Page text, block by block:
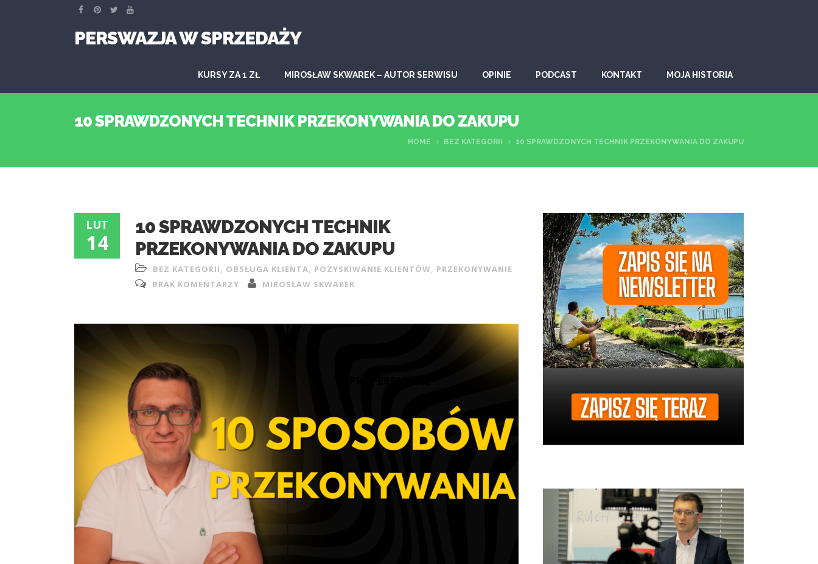
PERSWAZJA W SPRZEDAŻY
KURSY ZA 1 ZŁ MIROSŁAW SKWAREK – AUTOR SERWISU OPINIE PODCAST KONTAKT MOJA HISTORIA
10 SPRAWDZONYCH TECHNIK PRZEKONYWANIA DO ZAKUPU
HOME BEZ KATEGORII 10 SPRAWDZONYCH TECHNIK PRZEKONYWANIA DO ZAKUPU
LUT
14
10 SPRAWDZONYCH TECHNIK
PRZEKONYWANIA DO ZAKUPU
BEZ KATEGORII, OBSŁUGA KLIENTA, POZYSKIWANIE KLIENTÓW, PRZEKONYWANIE
BRAK KOMENTARZY
MIROSŁAW SKWAREK